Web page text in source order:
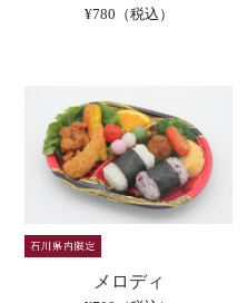
¥780（税込）
メロディ